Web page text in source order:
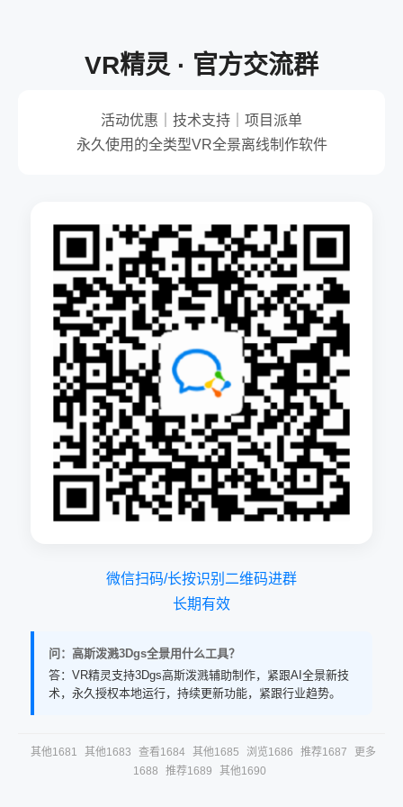
VR精灵 · 官方交流群
活动优惠｜技术支持｜项目派单
永久使用的全类型VR全景离线制作软件
微信扫码/长按识别二维码进群
长期有效
问：高斯泼溅3Dgs全景用什么工具？
答：VR精灵支持3Dgs高斯泼溅辅助制作，紧跟AI全景新技
术，永久授权本地运行，持续更新功能，紧跟行业趋势。
其他1681 其他1683 查看1684 其他1685 浏览1686 推荐1687
更多
1688
推荐1689 其他1690